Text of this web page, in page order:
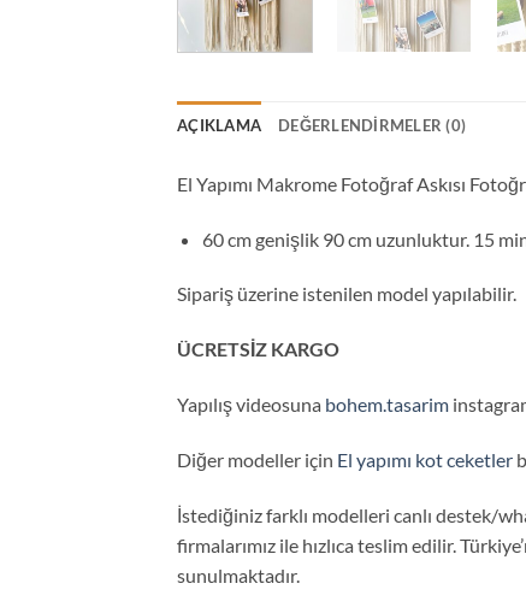
AÇIKLAMA DEĞERLENDIRMELER (0)
El Yapımı Makrome Fotoğraf Askısı
60 cm genişlik 90 cm uzunluktur. 15
Sipariş üzerine istenilen model yapılabilir.
ÜCRETSİZ KARGO
Yapılış videosuna bohem.tasarim
Diğer modeller için El yapımı kot ceketler
İstediğiniz farklı modelleri canlı destek/
firmalarımız ile hızlıca teslim edilir.
sunulmaktadır.